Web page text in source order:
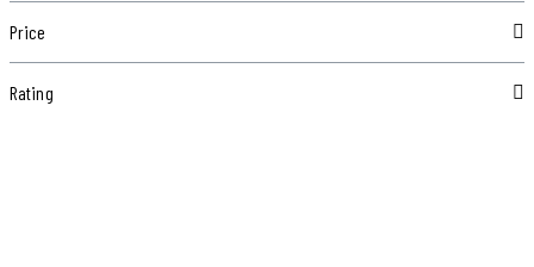
Price
Rating